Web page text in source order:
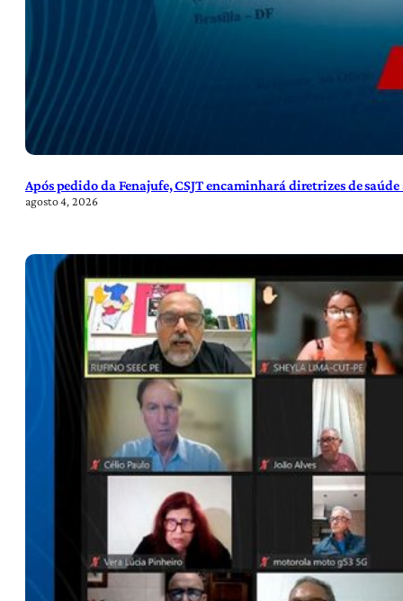
Após pedido da Fenajufe, CSJT encaminhará diretrizes de
agosto 4, 2026